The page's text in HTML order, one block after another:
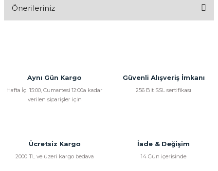
Önerileriniz
Ürün açıklamasında eksik bilgiler bulunuyor.
Bu ürüne benzer farklı alternatifler olmalı.
Aynı Gün Kargo
Hafta İçi 15:00, Cumartesi 12:00a kadar
verilen siparişler için
Güvenli Alışveriş İmkanı
256 Bit SSL sertifikası
Ücretsiz Kargo
2000 TL ve üzeri kargo bedava
İade & Değişim
14 Gün içerisinde